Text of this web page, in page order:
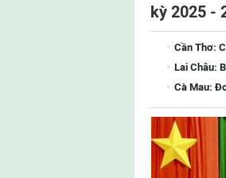
kỳ 2025 -
Cần Thơ:
Lai Châu:
Cà Mau: